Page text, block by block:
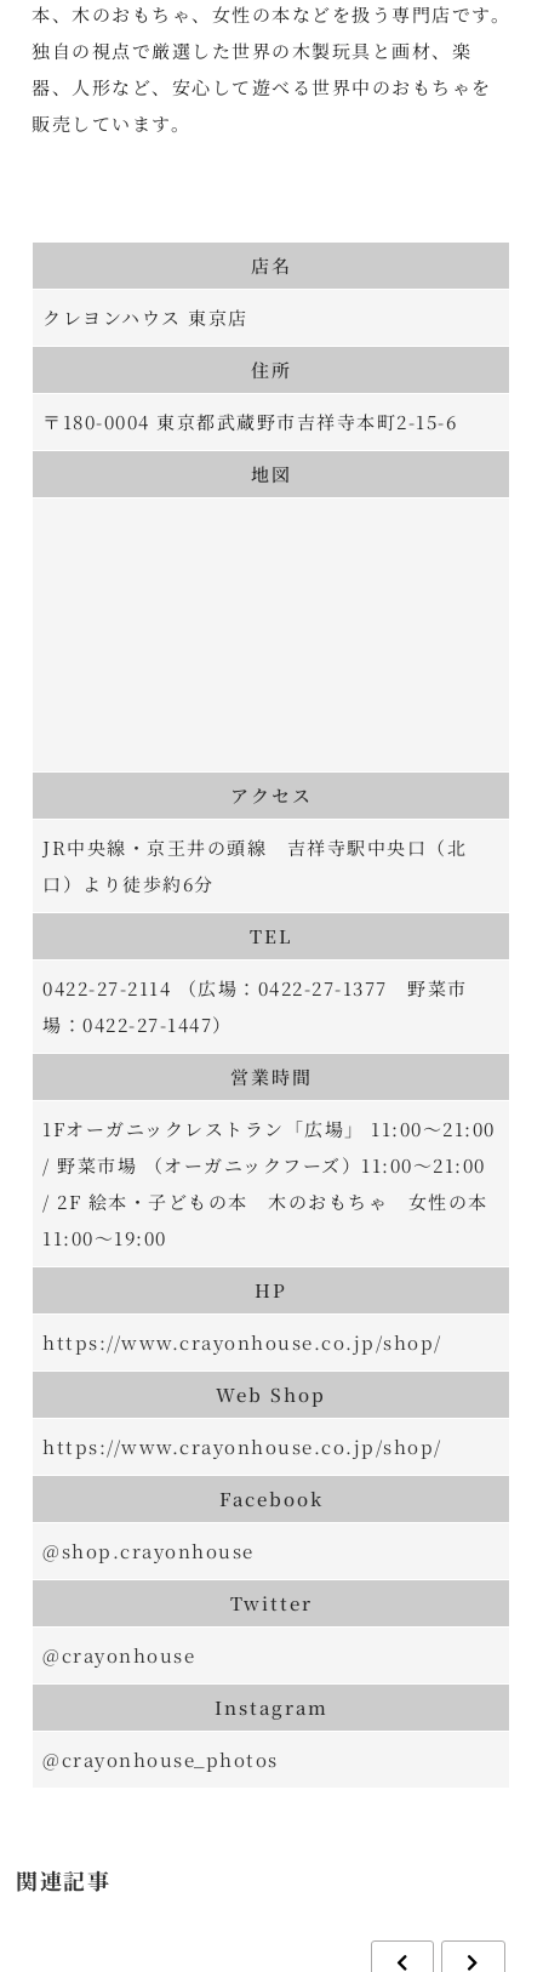
本、木のおもちゃ、女性の本などを扱う専門店です。
独自の視点で厳選した世界の木製玩具と画材、楽
器、人形など、安心して遊べる世界中のおもちゃを
販売しています。
店名
クレヨンハウス 東京店
住所
〒180-0004 東京都武蔵野市吉祥寺本町2-15-6
地図
アクセス
JR中央線・京王井の頭線 吉祥寺駅中央口（北
口）より徒歩約6分
TEL
0422-27-2114 （広場：0422-27-1377 野菜市
場：0422-27-1447）
営業時間
1Fオーガニックレストラン「広場」 11:00～21:00
/ 野菜市場 （オーガニックフーズ）11:00～21:00
/ 2F 絵本・子どもの本 木のおもちゃ 女性の本
11:00～19:00
HP
https://www.crayonhouse.co.jp/shop/
Web Shop
https://www.crayonhouse.co.jp/shop/
Facebook
@shop.crayonhouse
Twitter
@crayonhouse
Instagram
@crayonhouse_photos
関連記事